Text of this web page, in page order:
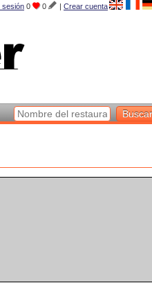
sesión 0 0 | Crear cuenta